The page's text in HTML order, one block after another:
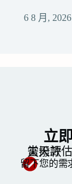
6 8 月, 2026
立
當天評估、當天撥款
留下您的需